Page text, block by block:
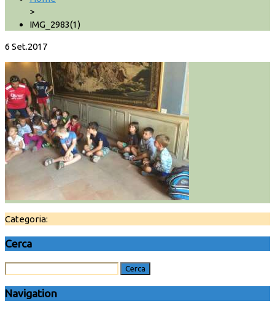
>
IMG_2983(1)
6 Set.2017
Categoria:
Cerca
Navigation